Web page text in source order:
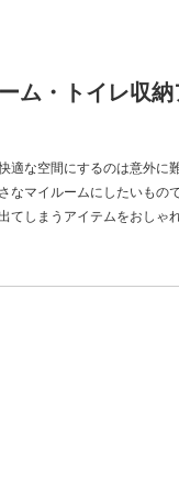
ム・トイレ収納
適な空間にするのは意外に
なマイルームにしたいもの
てしまうアイテムをおしゃ